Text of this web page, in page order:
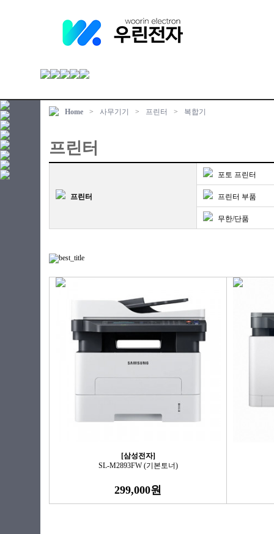
Home > 사무기기 > 프린터 > 복합기
프린터
프린터
포토 프린터
프린터 부품
무한/단품
[삼성전자]
SL-M2893FW (기본토너)
299,000원